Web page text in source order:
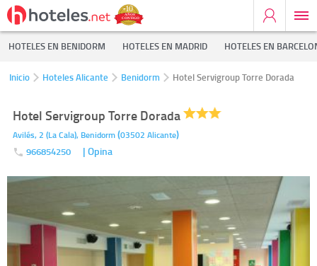
HOTELES EN BENIDORM HOTELES EN MADRID HOTELES EN
Inicio Hoteles Alicante Benidorm Hotel Servigroup Torre Dorada
Hotel Servigroup Torre Dorada
Avilés, 2 (La Cala), Benidorm(03502 Alicante)
966854250 | Opina